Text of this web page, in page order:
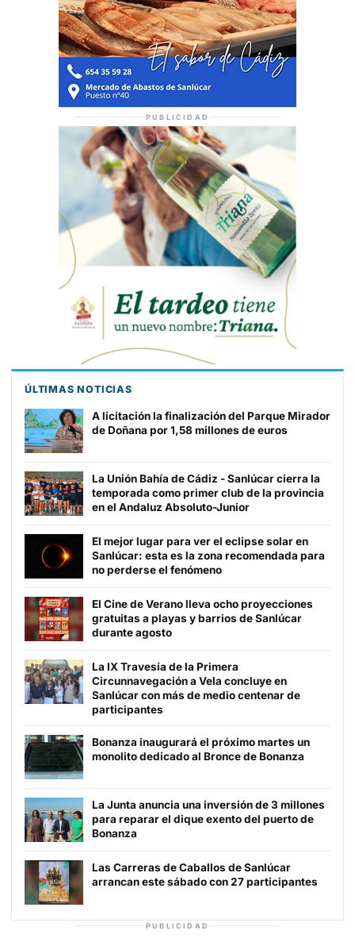
PUBLICIDAD
ÚLTIMAS NOTICIAS
A licitación la finalización del Parque Mirador
de Doñana por 1,58 millones de euros
La Unión Bahía de Cádiz - Sanlúcar cierra la
temporada como primer club de la provincia
en el Andaluz Absoluto-Junior
El mejor lugar para ver el eclipse solar en
Sanlúcar: esta es la zona recomendada para
no perderse el fenómeno
El Cine de Verano lleva ocho proyecciones
gratuitas a playas y barrios de Sanlúcar
durante agosto
La IX Travesía de la Primera
Circunnavegación a Vela concluye en
Sanlúcar con más de medio centenar de
participantes
Bonanza inaugurará el próximo martes un
monolito dedicado al Bronce de Bonanza
La Junta anuncia una inversión de 3 millones
para reparar el dique exento del puerto de
Bonanza
Las Carreras de Caballos de Sanlúcar
arrancan este sábado con 27 participantes
PUBLICIDAD